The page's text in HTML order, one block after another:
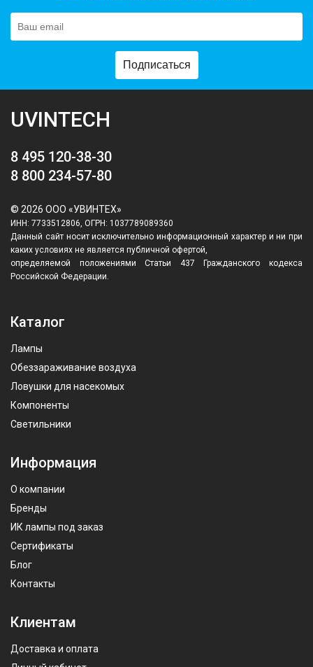
Подписаться
UVINTECH
8 495 120-38-30
8 800 234-57-80
© 2026 ООО «УВИНТЕХ»
ИНН: 7733512806, ОГРН: 1037789089360
Данный сайт носит исключительно информационный характер и ни при
каких условиях не является публичной офертой,
определяемой положениями Статьи 437 Гражданского кодекса
Российской Федерации.
Каталог
Лампы
Обеззараживание воздуха
Ловушки для насекомых
Компоненты
Светильники
Информация
О компании
Бренды
ИК лампы под заказ
Сертификаты
Блог
Контакты
Клиентам
Доставка и оплата